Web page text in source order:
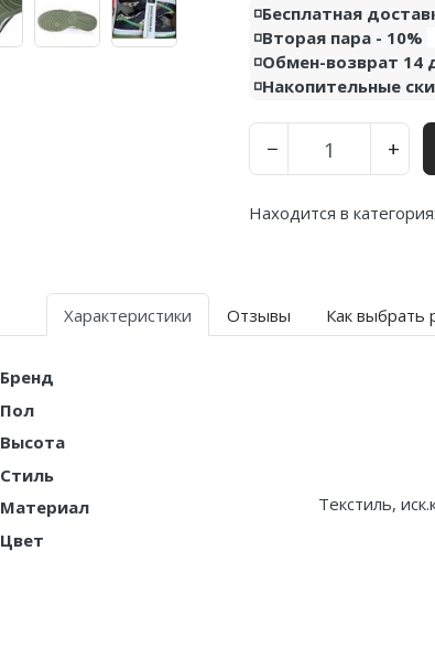
◽️Бесплатная
◽️Вторая пара - 10%
◽️Обмен-возврат 14
◽️Накопительные
− +
Находится в
Характеристики Отзывы Как выбрать
Бренд
Пол
Высота
Стиль
Материал
Текстиль,
Цвет